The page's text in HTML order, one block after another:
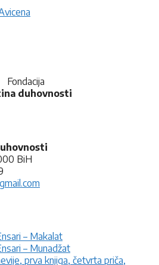
Fondacija
duhovnosti
BiH
– Makalat
– Munadžat
prva knjiga, četvrta priča,